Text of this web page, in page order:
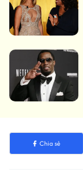
Chia sẻ